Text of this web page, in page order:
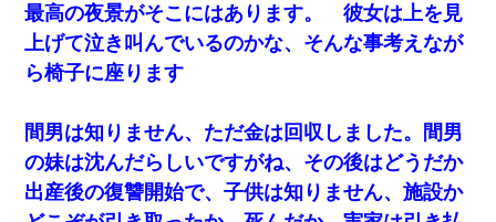
最高の夜景がそこにはあります。 彼女は上を見
上げて泣き叫んでいるのかな、そんな事考えなが
ら椅子に座ります
間男は知りません、ただ金は回収しました。間男
の妹は沈んだらしいですがね、その後はどうだか
出産後の復讐開始で、子供は知りません、施設か